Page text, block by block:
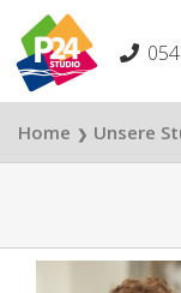
content
Home ❯ Unsere